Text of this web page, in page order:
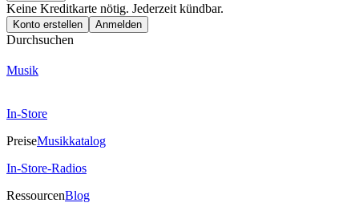
Keine Kreditkarte nötig. Jederzeit kündbar.
Konto erstellen Anmelden
Durchsuchen
Musik
In-Store
PreiseMusikkatalog
In-Store-Radios
RessourcenBlog